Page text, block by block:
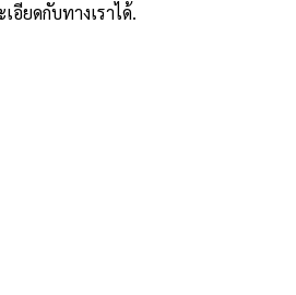
อียดกับทางเราได้.